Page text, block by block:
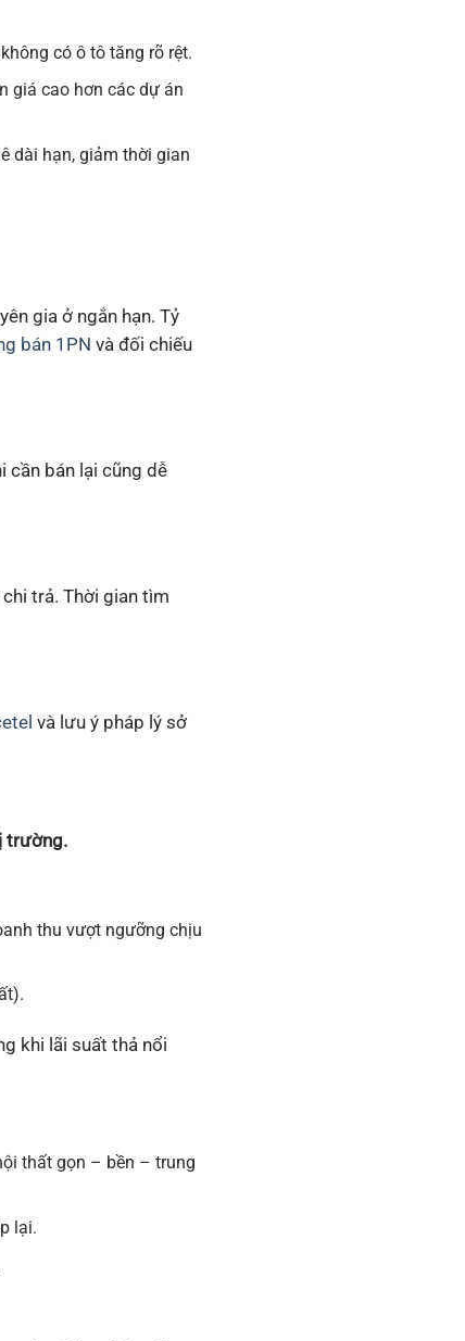
có ô tô tăng rõ rệt.
giá cao hơn các dự án
dài hạn, giảm thời gian
gia ở ngắn hạn. Tỷ
bán 1PN và đối chiếu
cần bán lại cũng dễ
trả. Thời gian tìm
và lưu ý pháp lý sở
trường.
thu vượt ngưỡng chịu
khi lãi suất thả nổi
thất gọn – bền – trung
lại.